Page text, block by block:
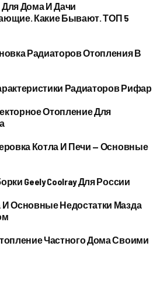
Дома И Дачи
Какие Бывают. ТОП 5
Радиаторов Отопления В
Радиаторов Рифар
Отопление Для
Котла И Печи — Основные
Geely Coolray Для России
Основные Недостатки Мазда
Частного Дома Своими